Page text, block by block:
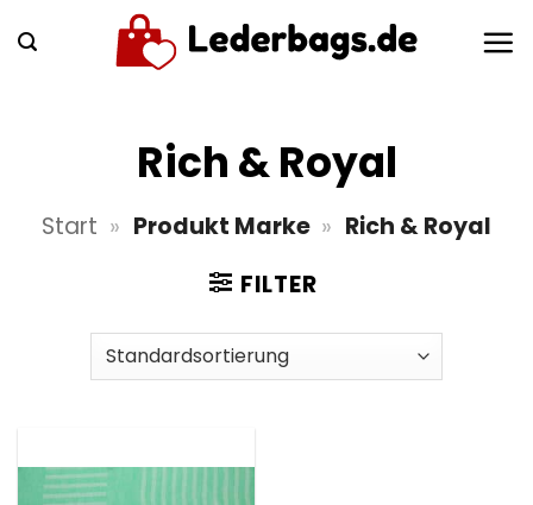
Inhalt
Rich & Royal
Start » Produkt Marke » Rich & Royal
FILTER